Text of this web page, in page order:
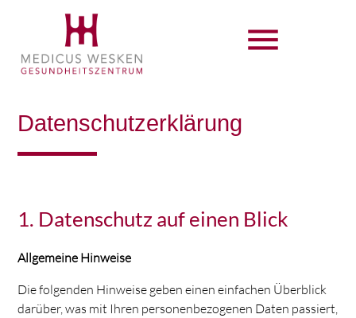
menu
Suchbegriffe
Datenschutzerklärung
1. Datenschutz auf einen Blick
Allgemeine Hinweise
Die folgenden Hinweise geben einen einfachen Überblick
darüber, was mit Ihren personenbezogenen Daten passiert,